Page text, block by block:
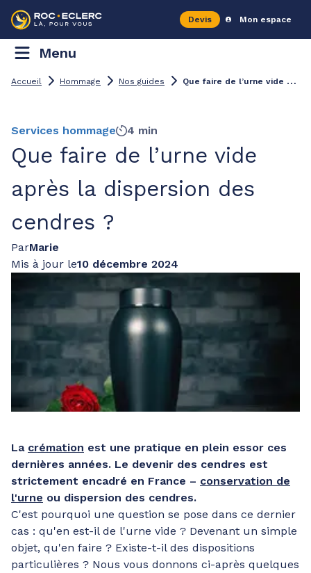
Devis Mon espace
Menu
Accueil Hommage Nos guides Q
ue faire de l’urne vide après la dispersion des cendres ?
Services hommage 4 min
Que faire de l’urne vide
après la dispersion des
cendres ?
ParMarie
Mis à jour le10 décembre 2024
La crémation est une pratique en plein essor ces
dernières années. Le devenir des cendres est
strictement encadré en France – conservation de
l'urne ou dispersion des cendres.
C'est pourquoi une question se pose dans ce dernier
cas : qu'en est-il de l'urne vide ? Devenant un simple
objet, qu'en faire ? Existe-t-il des dispositions
particulières ? Nous vous donnons ci-après quelques